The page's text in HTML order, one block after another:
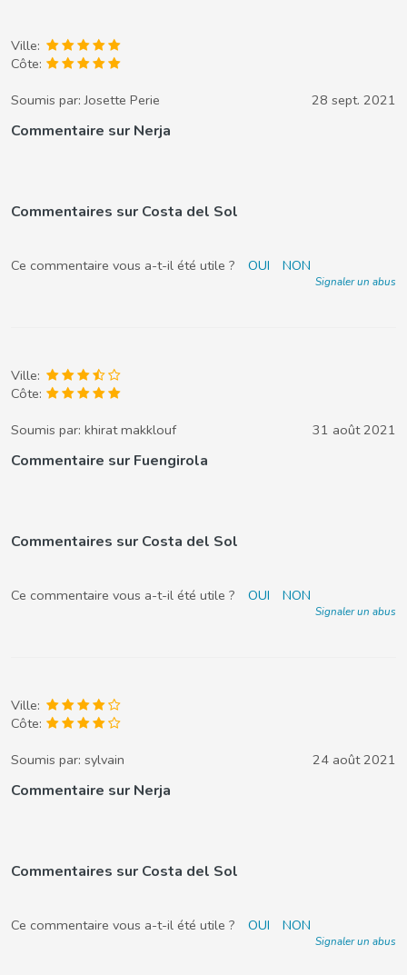
Ville:
Côte:
Soumis par:Josette Perie 28 sept. 2021
Commentaire sur Nerja
Commentaires sur Costa del Sol
Ce commentaire vous a-t-il été utile ? OUI NON
Signaler un abus
Ville:
Côte:
Soumis par: khirat makklouf 31 août 2021
Commentaire sur Fuengirola
Commentaires sur Costa del Sol
Ce commentaire vous a-t-il été utile ? OUI NON
Signaler un abus
Ville:
Côte:
Soumis par: sylvain 24 août 2021
Commentaire sur Nerja
Commentaires sur Costa del Sol
Ce commentaire vous a-t-il été utile ? OUI NON
Signaler un abus